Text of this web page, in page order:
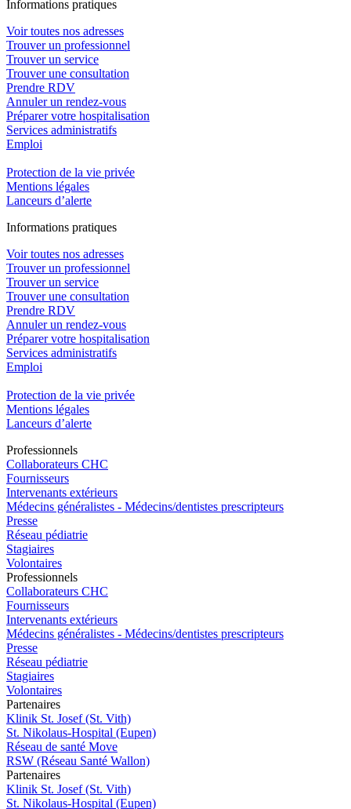
Informations pratiques
Voir toutes nos adresses
Trouver un professionnel
Trouver un service
Trouver une consultation
Prendre RDV
Annuler un rendez-vous
Préparer votre hospitalisation
Services administratifs
Emploi​
Protection de la vie privée
Mentions légales
Lanceurs d’alerte
Informations pratiques
Voir toutes nos adresses
Trouver un professionnel
Trouver un service
Trouver une consultation
Prendre RDV
Annuler un rendez-vous
Préparer votre hospitalisation
Services administratifs
Emploi​
Protection de la vie privée
Mentions légales
Lanceurs d’alerte
Professionnels
Collaborateurs CHC
Fournisseurs
Intervenants extérieurs
Médecins généralistes - Médecins/dentistes prescripteurs
Presse
Réseau pédiatrie
Stagiaires
Volontaires
Professionnels
Collaborateurs CHC
Fournisseurs
Intervenants extérieurs
Médecins généralistes - Médecins/dentistes prescripteurs
Presse
Réseau pédiatrie
Stagiaires
Volontaires
Partenaires
Klinik St. Josef (St. Vith)
St. Nikolaus-Hospital (Eupen)
Réseau de santé Move
RSW (Réseau Santé Wallon)
Partenaires
Klinik St. Josef (St. Vith)
St. Nikolaus-Hospital (Eupen)